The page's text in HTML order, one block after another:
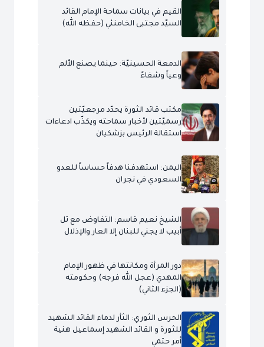
القيم في بيانات سماحة الإمام القائد
السيّد مجتبى الخامنئي (حفظه الله)
الدمعة الحسينيّة: حينما يصنع الألم
وعياً وشفاءً
مكتب قائد الثورة يحدّد مرجعيّتين
رسميّتين لأخبار سماحته ويكذّب ادعاءات
استقالة الرئيس بزشكيان
اليمن: استهدفنا هدفاً حساساً للعدو
السعودي في نجران
الشيخ نعيم قاسم: التفاوض مع تل
أبيب لا يجني للبنان إلا العار والإذلال
دور المرأة ومكانتها في ظهور الإمام
المهدي (عجل الله فرجه) وحكومته
(الجزء الثاني)
الحرس الثوري: الثأر لدماء القائد الشهيد
للثورة و القائد الشهيد إسماعيل هنية
أمر حتمي